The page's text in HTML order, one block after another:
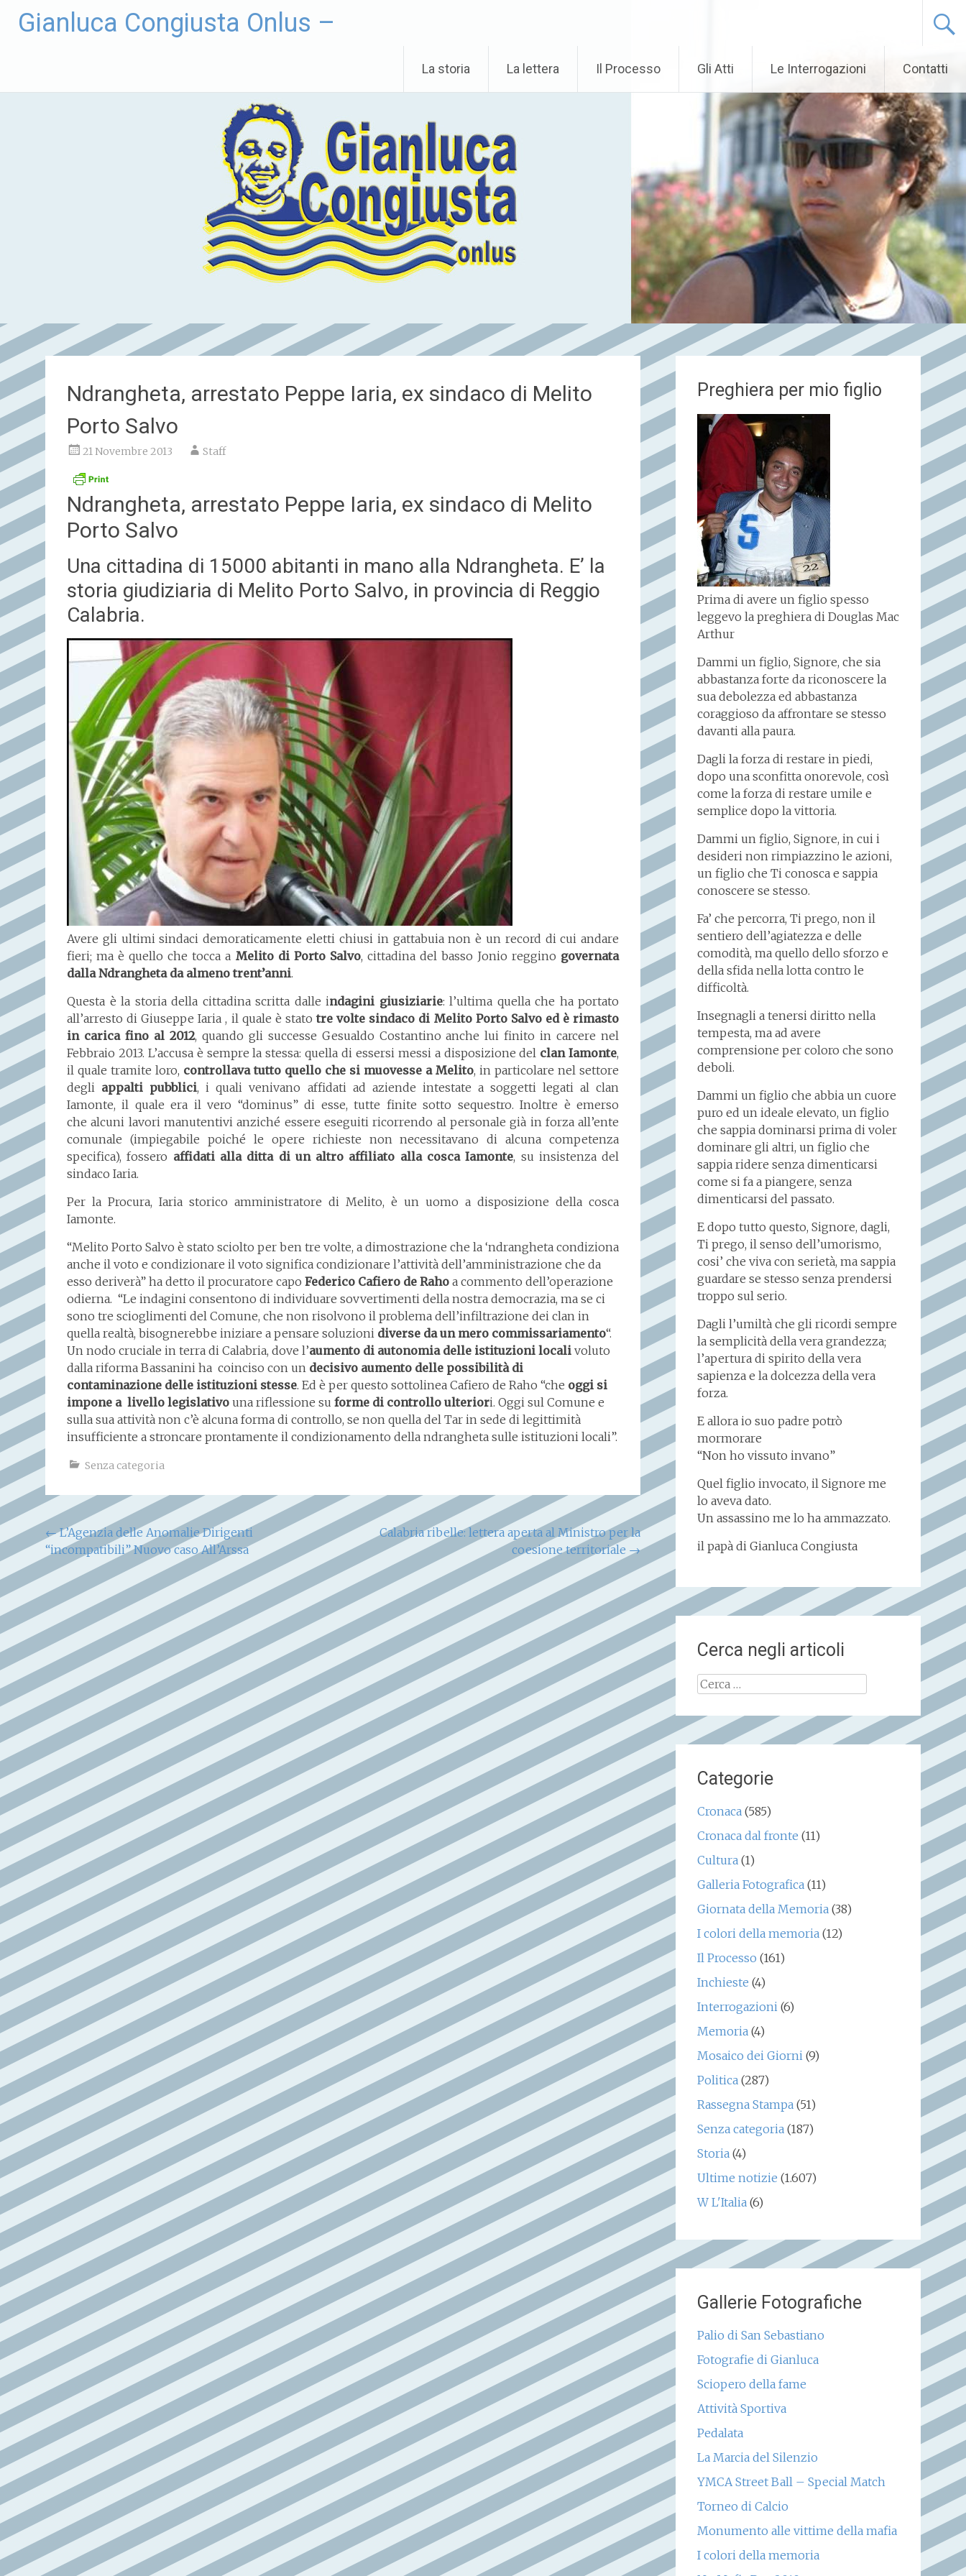
Gianluca Congiusta Onlus –
La storia La lettera Il Processo Gli Atti Le Interrogazioni Contatti
Ndrangheta, arrestato Peppe Iaria, ex sindaco di Melito
Porto Salvo
21 Novembre 2013 Staff
Ndrangheta, arrestato Peppe Iaria, ex sindaco di Melito
Porto Salvo
Una cittadina di 15000 abitanti in mano alla Ndrangheta. E’ la
storia giudiziaria di Melito Porto Salvo, in provincia di Reggio
Calabria.
Avere gli ultimi sindaci demoraticamente eletti chiusi in gattabuia non è un record di cui andare
fieri; ma è quello che tocca a Melito di Porto Salvo, cittadina del basso Jonio reggino governata
dalla Ndrangheta da almeno trent’anni.
Questa è la storia della cittadina scritta dalle indagini giusiziarie: l’ultima quella che ha portato
all’arresto di Giuseppe Iaria , il quale è statotre volte sindaco di Melito Porto Salvo ed è rimasto
in carica fino al 2012, quando gli successe Gesualdo Costantino anche lui finito in carcere nel
Febbraio 2013. L’accusa è sempre la stessa: quella di essersi messi a disposizione del clan Iamonte,
il quale tramite loro, controllava tutto quello che si muovesse a Melito, in particolare nel settore
degli appalti pubblici, i quali venivano affidati ad aziende intestate a soggetti legati al clan
Iamonte, il quale era il vero “dominus” di esse, tutte finite sotto sequestro. Inoltre è emerso
che alcuni lavori manutentivi anziché essere eseguiti ricorrendo al personale già in forza all’ente
comunale (impiegabile poiché le opere richieste non necessitavano di alcuna competenza
specifica), fossero affidati alla ditta di un altro affiliato alla cosca Iamonte, su insistenza del
sindaco Iaria.
Per la Procura, Iaria storico amministratore di Melito, è un uomo a disposizione della cosca
Iamonte.
“Melito Porto Salvo è stato sciolto per ben tre volte, a dimostrazione che la ‘ndrangheta condiziona
anche il voto e condizionare il voto significa condizionare l’attività dell’amministrazione che da
esso deriverà” ha detto il procuratore capo Federico Cafiero de Raho a commento dell’operazione
odierna. “Le indagini consentono di individuare sovvertimenti della nostra democrazia, ma se ci
sono tre scioglimenti del Comune, che non risolvono il problema dell’infiltrazione dei clan in
quella realtà, bisognerebbe iniziare a pensare soluzioni diverse da un mero commissariamento“.
Un nodo cruciale in terra di Calabria, dove l’aumento di autonomia delle istituzioni locali voluto
dalla riforma Bassanini ha coinciso con un decisivo aumento delle possibilità di
contaminazione delle istituzioni stesse. Ed è per questo sottolinea Cafiero de Raho “che oggi si
impone a livello legislativo una riflessione su forme di controllo ulteriori. Oggi sul Comune e
sulla sua attività non c’è alcuna forma di controllo, se non quella del Tar in sede di legittimità
insufficiente a stroncare prontamente il condizionamento della ndrangheta sulle istituzioni locali”.
Senza categoria
Navigazione
articoli
←L’Agenzia delle Anomalie Dirigenti
“incompatibili” Nuovo caso All’Arssa
Calabria ribelle: lettera aperta al Ministro per la
coesione territoriale →
Preghiera per mio figlio
Prima di avere un figlio spesso
leggevo la preghiera di Douglas Mac
Arthur
Dammi un figlio, Signore, che sia
abbastanza forte da riconoscere la
sua debolezza ed abbastanza
coraggioso da affrontare se stesso
davanti alla paura.
Dagli la forza di restare in piedi,
dopo una sconfitta onorevole, così
come la forza di restare umile e
semplice dopo la vittoria.
Dammi un figlio, Signore, in cui i
desideri non rimpiazzino le azioni,
un figlio che Ti conosca e sappia
conoscere se stesso.
Fa’ che percorra, Ti prego, non il
sentiero dell’agiatezza e delle
comodità, ma quello dello sforzo e
della sfida nella lotta contro le
difficoltà.
Insegnagli a tenersi diritto nella
tempesta, ma ad avere
comprensione per coloro che sono
deboli.
Dammi un figlio che abbia un cuore
puro ed un ideale elevato, un figlio
che sappia dominarsi prima di voler
dominare gli altri, un figlio che
sappia ridere senza dimenticarsi
come si fa a piangere, senza
dimenticarsi del passato.
E dopo tutto questo, Signore, dagli,
Ti prego, il senso dell’umorismo,
cosi’ che viva con serietà, ma sappia
guardare se stesso senza prendersi
troppo sul serio.
Dagli l’umiltà che gli ricordi sempre
la semplicità della vera grandezza;
l’apertura di spirito della vera
sapienza e la dolcezza della vera
forza.
E allora io suo padre potrò
mormorare
“Non ho vissuto invano”
Quel figlio invocato, il Signore me
lo aveva dato.
Un assassino me lo ha ammazzato.
il papà di Gianluca Congiusta
Cerca negli articoli
Ricerca
Categorie
Cronaca(585)
Cronaca dal fronte (11)
Cultura(1)
Galleria Fotografica(11)
Giornata della Memoria(38)
I colori della memoria(12)
Il Processo (161)
Inchieste (4)
Interrogazioni(6)
Memoria(4)
Mosaico dei Giorni(9)
Politica(287)
Rassegna Stampa(51)
Senza categoria(187)
Storia(4)
Ultime notizie (1.607)
W L'Italia(6)
Gallerie Fotografiche
Palio di San Sebastiano
Fotografie di Gianluca
Sciopero della fame
Attività Sportiva
Pedalata
La Marcia del Silenzio
YMCA Street Ball – Special Match
Torneo di Calcio
Monumento alle vittime della mafia
I colori della memoria